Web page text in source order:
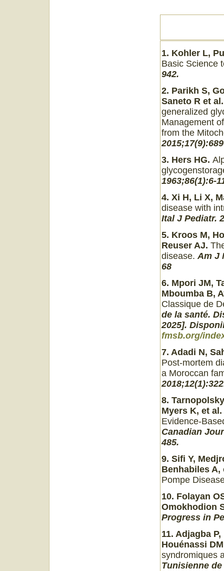
1. Kohler L,
Basic Science
942.
2. Parikh S,
Saneto R et al.
generalized
Management
from the
3. Hers HG.
1963;86(1):6-
4. Xi H, Li X,
disease with
Ital J Pediatr.
5. Kroos M,
Reuser AJ.
disease. Am J
68
6. Mpori JM,
Mboumba B,
Classique de
de la santé.
2025].
fmsb.org/
7. Adadi N,
Post-mortem
a Moroccan
8.
Myers K, et al.
Evidence-
Canadian
485.
9. Sifi Y,
Benhabiles A,
Pompe
10. Folayan
Omokhodion
Progress in
11. Adjagba
Houénassi
syndromiques
Tunisienne de